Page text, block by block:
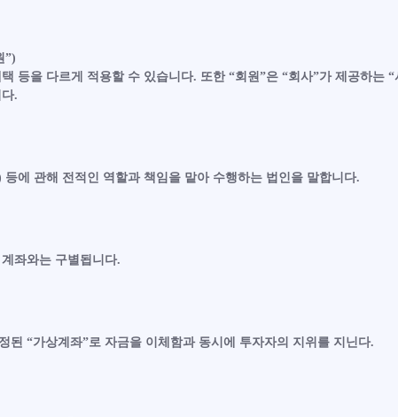
”)
등을 다르게 적용할 수 있습니다. 또한 “회원”은 “회사”가 제공하는 “
.
에 관해 전적인 역할과 책임을 맡아 수행하는 법인을 말합니다.
좌와는 구별됩니다.
“가상계좌”로 자금을 이체함과 동시에 투자자의 지위를 지닌다.